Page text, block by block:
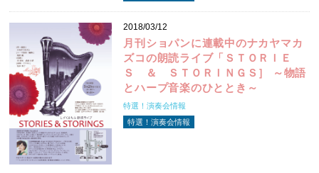
2018/03/12
月刊ショパンに連載中のナカヤマカ
ズコの朗読ライブ「ＳＴＯＲＩＥ
Ｓ ＆ ＳＴＯＲＩＮＧＳ］ ～物語
とハープ音楽のひととき～
特選！演奏会情報
特選！演奏会情報